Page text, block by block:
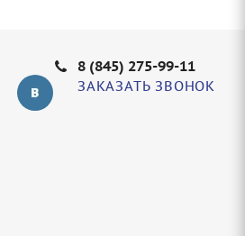
8 (845) 275-99-11
ЗАКАЗАТЬ ЗВОНОК